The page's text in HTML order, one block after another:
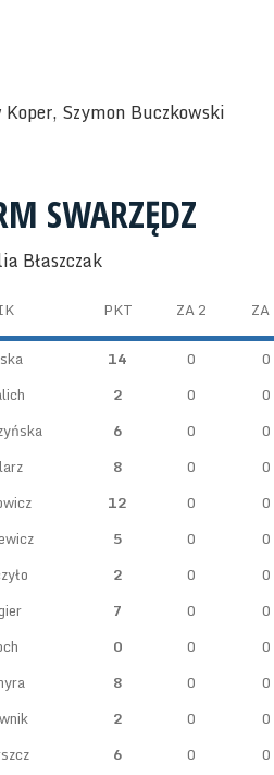
Koper, Szymon Buczkowski
SWARZĘDZ
Błaszczak
PKT ZA 2 ZA
14 0
0
2 0
0
6 0
0
8 0
0
12 0
0
5 0
0
2 0
0
7 0
0
0 0
0
8 0
0
2 0
0
6 0
0